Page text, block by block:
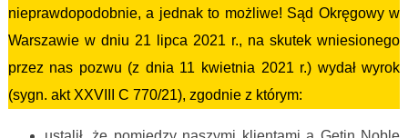
nieprawdopodobnie, a jednak to możliwe! Sąd Okręgowy w
Warszawie w dniu 21 lipca 2021 r., na skutek wniesionego
przez nas pozwu (z dnia 11 kwietnia 2021 r.) wydał wyrok
(sygn. akt XXVIII C 770/21), zgodnie z którym: